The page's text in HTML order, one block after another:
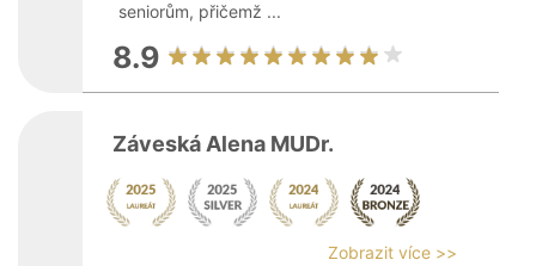
seniorům, přičemž ...
8.9
Záveská Alena MUDr.
Zobrazit více >>